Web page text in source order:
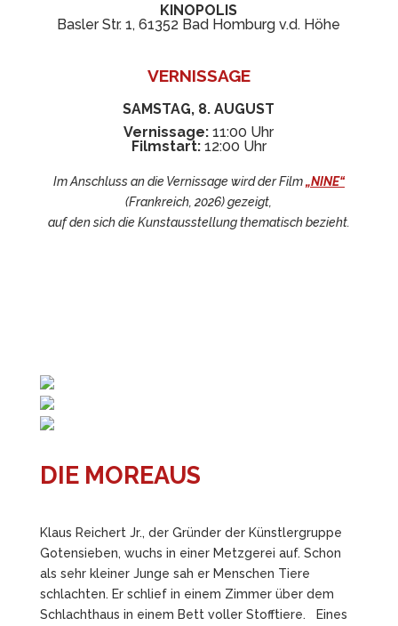
KINOPOLIS
Basler Str. 1, 61352 Bad Homburg v.d. Höhe
VERNISSAGE
SAMSTAG, 8. AUGUST
Vernissage: 11:00 Uhr
Filmstart:12:00 Uhr
Im Anschluss an die Vernissage wird der Film„NINE“
(Frankreich, 2026) gezeigt,
auf den sich die Kunstausstellung thematisch bezieht.
DIE MOREAUS
Klaus Reichert Jr., der Gründer der Künstlergruppe
Gotensieben, wuchs in einer Metzgerei auf. Schon
als sehr kleiner Junge sah er Menschen Tiere
schlachten. Er schlief in einem Zimmer über dem
Schlachthaus in einem Bett voller Stofftiere. Eines